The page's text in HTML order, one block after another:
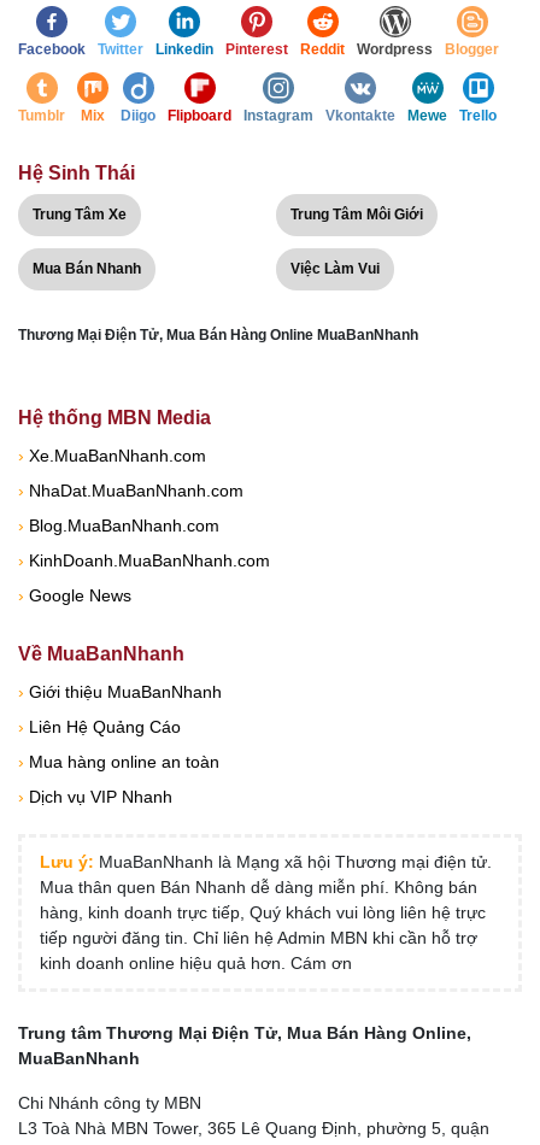
Facebook Twitter Linkedin Pinterest Reddit Wordpress Blogger
Tumblr Mix Diigo Flipboard Instagram Vkontakte Mewe Trello
Hệ Sinh Thái
Trung Tâm Xe Trung Tâm Môi Giới
Mua Bán Nhanh Việc Làm Vui
Thương Mại Điện Tử, Mua Bán Hàng Online MuaBanNhanh
Hệ thống MBN Media
› Xe.MuaBanNhanh.com
› NhaDat.MuaBanNhanh.com
› Blog.MuaBanNhanh.com
› KinhDoanh.MuaBanNhanh.com
› Google News
Về MuaBanNhanh
› Giới thiệu MuaBanNhanh
› Liên Hệ Quảng Cáo
› Mua hàng online an toàn
› Dịch vụ VIP Nhanh
Lưu ý: MuaBanNhanh là Mạng xã hội Thương mại điện tử.
Mua thân quen Bán Nhanh dễ dàng miễn phí. Không bán
hàng, kinh doanh trực tiếp, Quý khách vui lòng liên hệ trực
tiếp người đăng tin. Chỉ liên hệ Admin MBN khi cần hỗ trợ
kinh doanh online hiệu quả hơn. Cám ơn
Trung tâm Thương Mại Điện Tử, Mua Bán Hàng Online,
MuaBanNhanh
Chi Nhánh công ty MBN
L3 Toà Nhà MBN Tower, 365 Lê Quang Định, phường 5, quận